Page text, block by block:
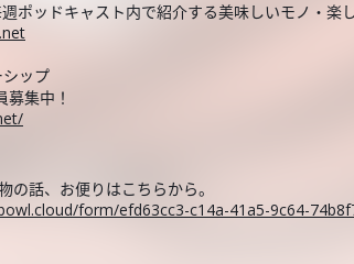
ポッドキャスト内で紹介する美味しいモノ・楽
ップ
募集中！
の話、お便りはこちらから。
form/efd63cc3-c14a-41a5-9c64-